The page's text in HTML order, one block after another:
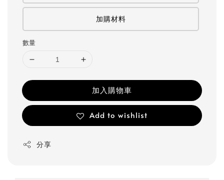
加購材料
數量
加入購物車
Add to wishlist
分享